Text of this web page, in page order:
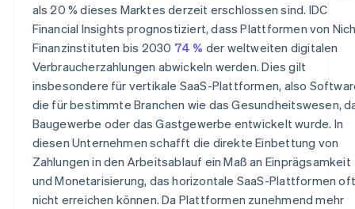
als 20 % dieses Marktes derzeit erschlossen sind. IDC
Financial Insights prognostiziert, dass Plattformen von
Finanzinstituten bis 2030 74 % der weltweiten digitalen
Verbraucherzahlungen abwickeln werden. Dies gilt
insbesondere für vertikale SaaS-Plattformen, also
die für bestimmte Branchen wie das Gesundheitswesen,
Baugewerbe oder das Gastgewerbe entwickelt wurde. In
diesen Unternehmen schafft die direkte Einbettung von
Zahlungen in den Arbeitsablauf ein Maß an Einprägsamkeit
und Monetarisierung, das horizontale SaaS-Plattformen oft
nicht erreichen können. Da Plattformen zunehmend mehr